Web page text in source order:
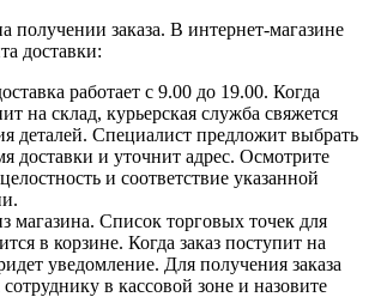
получении заказа. В интернет-магазине
доставки:
работает с 9.00 до 19.00. Когда
на склад, курьерская служба свяжется
деталей. Специалист предложит выбрать
доставки и уточнит адрес. Осмотрите
и соответствие указанной
магазина. Список торговых точек для
в корзине. Когда заказ поступит на
уведомление. Для получения заказа
сотруднику в кассовой зоне и назовите